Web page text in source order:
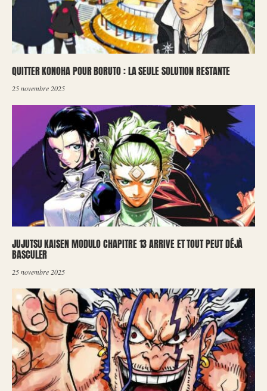
QUITTER KONOHA POUR BORUTO : LA SEULE SOLUTION RESTANTE
25 novembre 2025
JUJUTSU KAISEN MODULO CHAPITRE 13 ARRIVE ET TOUT PEUT DÉJÀ
BASCULER
25 novembre 2025